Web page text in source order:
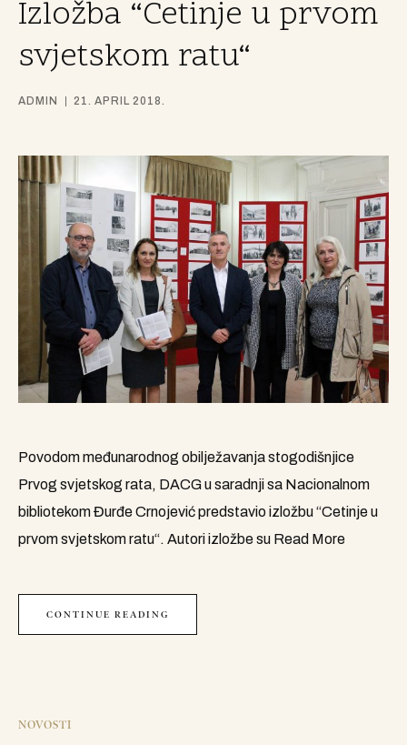
Izložba “Cetinje u prvom
svjetskom ratu“
ADMIN 21. APRIL 2018.
Povodom međunarodnog obilježavanja stogodišnjice
Prvog svjetskog rata, DACG u saradnji sa Nacionalnom
bibliotekom Đurđe Crnojević predstavio izložbu “Cetinje u
prvom svjetskom ratu“. Autori izložbe su Read More
CONTINUE READING
NOVOSTI